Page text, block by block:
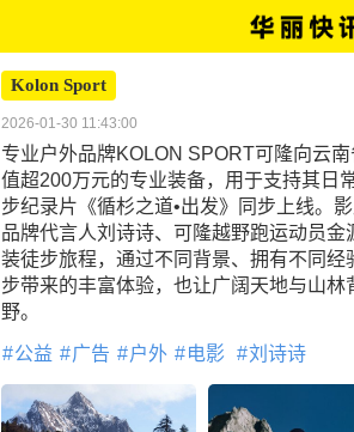
Kolon Sport
2026-01-30 11:43:00
专业户外品牌KOLON SPORT可隆向云
值超200万元的专业装备，用于支持其日
步纪录片《循杉之道•出发》同步上线。
品牌代言人刘诗诗、可隆越野跑运动员
装徒步旅程，通过不同背景、拥有不同
步带来的丰富体验，也让广阔天地与山
野。
公益 广告 户外 电影 刘诗诗